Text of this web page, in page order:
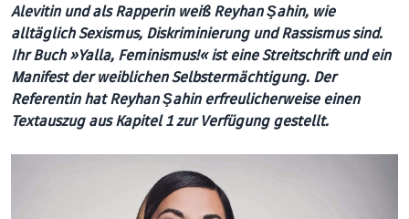
Alevitin und als Rapperin weiß Reyhan Şahin, wie
alltäglich Sexismus, Diskriminierung und Rassismus sind.
Ihr Buch »Yalla, Feminismus!« ist eine Streitschrift und ein
Manifest der weiblichen Selbstermächtigung. Der
Referentin hat Reyhan Şahin erfreulicherweise einen
Textauszug aus Kapitel 1 zur Verfügung gestellt.